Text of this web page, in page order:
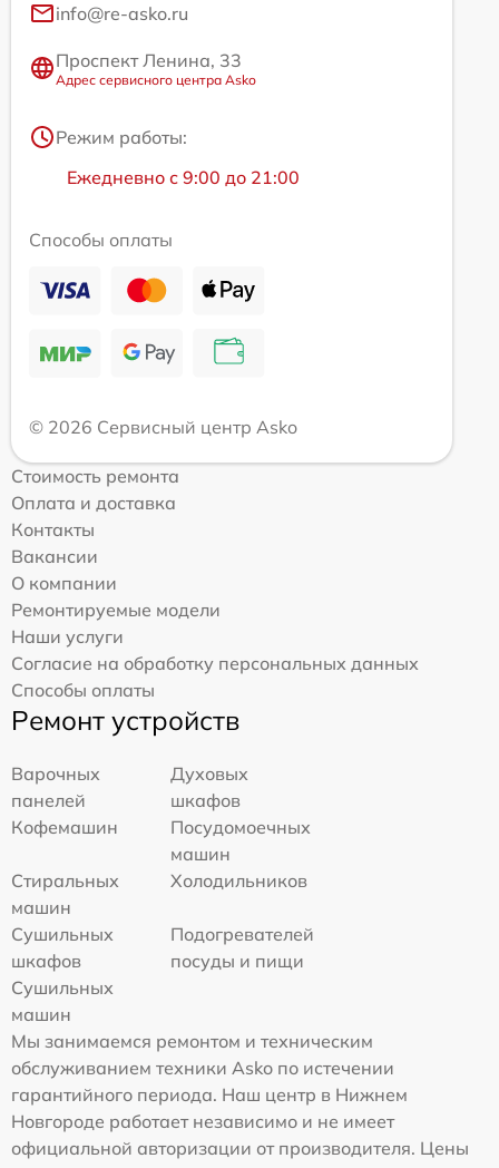
info@re-asko.ru
Проспект Ленина, 33
Адрес сервисного центра Asko
Режим работы:
Ежедневно с 9:00 до 21:00
Способы оплаты
© 2026 Сервисный центр Asko
Стоимость ремонта
Оплата и доставка
Контакты
Вакансии
О компании
Ремонтируемые модели
Наши услуги
Согласие на обработку персональных данных
Способы оплаты
Ремонт устройств
Варочных
панелей
Духовых
шкафов
Кофемашин
Посудомоечных
машин
Стиральных
машин
Холодильников
Сушильных
шкафов
Подогревателей
посуды и пищи
Сушильных
машин
Мы занимаемся ремонтом и техническим
обслуживанием техники Asko по истечении
гарантийного периода. Наш центр в Нижнем
Новгороде работает независимо и не имеет
официальной авторизации от производителя. Цены